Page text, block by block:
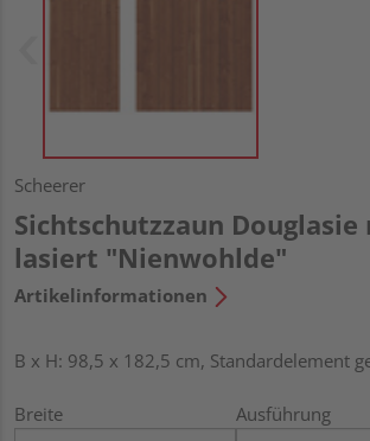
Scheerer
Sichtschutzzaun Douglasie
lasiert "Nienwohlde"
Artikelinformationen
B x H: 98,5 x 182,5 cm, Standardelement
Breite Ausführung